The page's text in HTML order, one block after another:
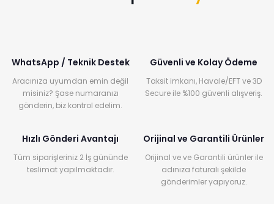
WhatsApp / Teknik Destek
Aracınıza uyumdan emin değil
misiniz? Şase numaranızı
gönderin, biz kontrol edelim.
Güvenli ve Kolay Ödeme
Taksit imkanı, Havale/EFT ve 3D
Secure ile %100 güvenli alışveriş.
Hızlı Gönderi Avantajı
Tüm siparişleriniz 2 İş gününde
teslimat yapılmaktadır.
Orijinal ve Garantili Ürünler
Orijinal ve ve Garantili ürünler ile
adınıza faturalı şekilde
gönderimler yapıyoruz.